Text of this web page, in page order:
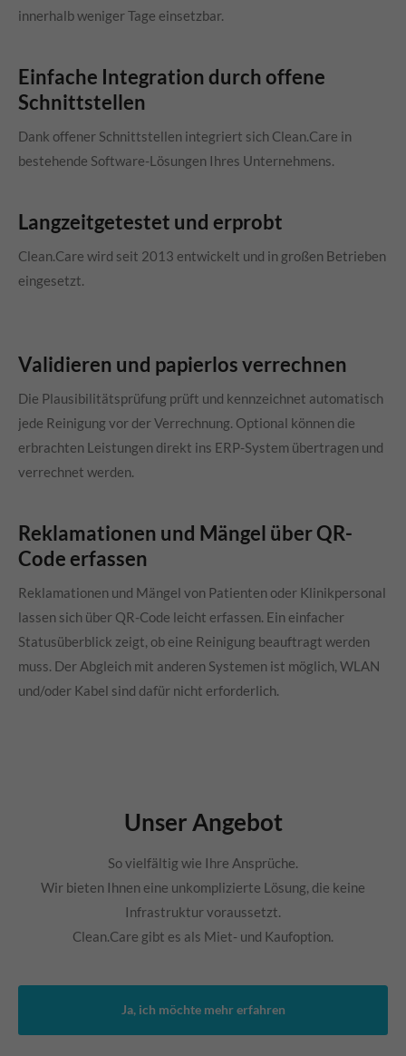
innerhalb weniger Tage einsetzbar.
Einfache Integration durch offene
Schnittstellen
Dank offener Schnittstellen integriert sich Clean.Care in
bestehende Software-Lösungen Ihres Unternehmens.
Langzeitgetestet und erprobt
Clean.Care wird seit 2013 entwickelt und in großen Betrieben
eingesetzt.
Validieren und papierlos verrechnen
Die Plausibilitätsprüfung prüft und kennzeichnet automatisch
jede Reinigung vor der Verrechnung. Optional können die
erbrachten Leistungen direkt ins ERP-System übertragen und
verrechnet werden.
Reklamationen und Mängel über QR-
Code erfassen
Reklamationen und Mängel von Patienten oder Klinikpersonal
lassen sich über QR-Code leicht erfassen. Ein einfacher
Statusüberblick zeigt, ob eine Reinigung beauftragt werden
muss. Der Abgleich mit anderen Systemen ist möglich, WLAN
und/oder Kabel sind dafür nicht erforderlich.
Unser Angebot
So vielfältig wie Ihre Ansprüche.
Wir bieten Ihnen eine unkomplizierte Lösung, die keine
Infrastruktur voraussetzt.
Clean.Care gibt es als Miet- und Kaufoption.
Ja, ich möchte mehr erfahren